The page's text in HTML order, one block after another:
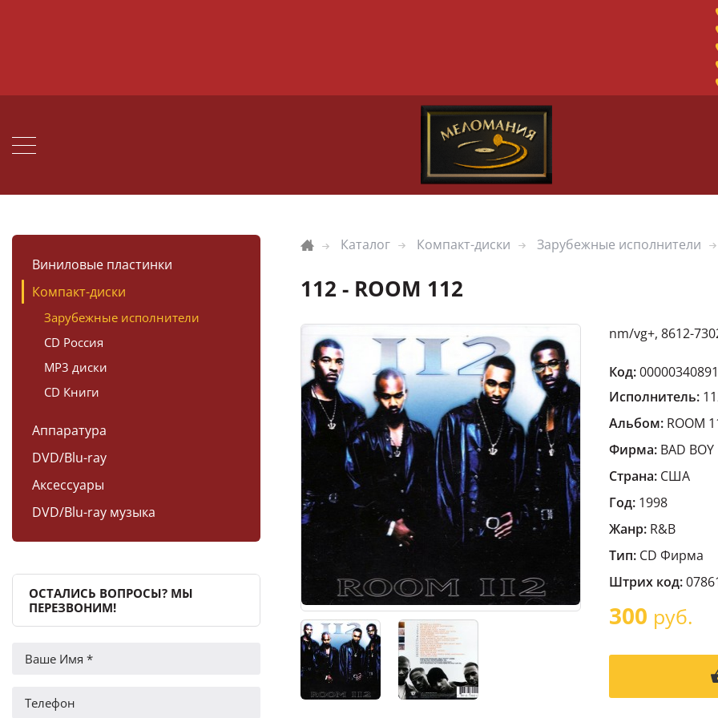
Виниловые пластинки
Компакт-диски
Зарубежные исполнители
CD Россия
MP3 диски
CD Книги
Аппаратура
DVD/Blu-ray
Аксессуары
DVD/Blu-ray музыка
ОСТАЛИСЬ ВОПРОСЫ? МЫ
ПЕРЕЗВОНИМ!
Каталог Компакт-диски Зарубежные исполнители
112 - ROOM 112
nm/vg+, 8612-
Код:00000340891
Исполнитель:
Альбом: ROOM
Фирма: BAD BOY
Страна: США
Год: 1998
Жанр: R&B
Тип: CD Фирма
Штрих код:
300 руб.